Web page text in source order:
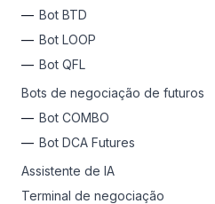
das criptomoedas.
Por que não experimentar a
e acesse 17 exchanges em
use ferramentas avançadas
limitar perdas, HODL a longo
a Bitsgap é sua plataforma de
em criptomoedas.
Bot BTD
Bot LOOP
Bot QFL
Bots de negociação de futuros
Bot COMBO
Bot DCA Futures
Assistente de IA
Terminal de negociação